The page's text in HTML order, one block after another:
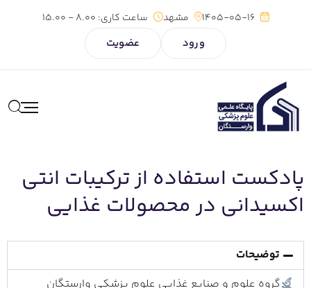
1405-05-16 مشهد ساعت کاری:
ورود عضویت
پادکست استفاده از ترکیبات انتی
اکسیدانی در محصولات غذایی
توضیحات
گروه علوم و صنایع غذایی علوم پزشکی وارستگان